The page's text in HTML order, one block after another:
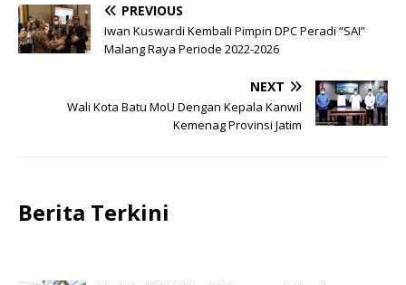
PREVIOUS
Iwan Kuswardi Kembali Pimpin DPC Peradi “SAI”
Malang Raya Periode 2022-2026
NEXT
Wali Kota Batu MoU Dengan Kepala Kanwil
Kemenag Provinsi Jatim
Berita Terkini